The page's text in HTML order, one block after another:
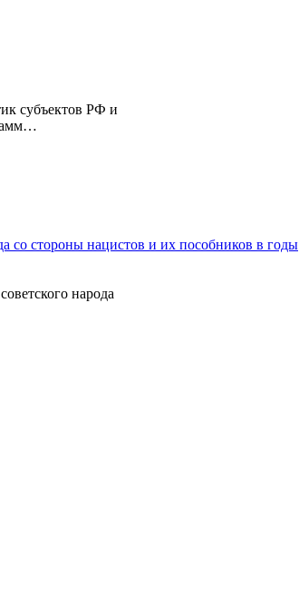
субъектов РФ и
со стороны нацистов и их пособников в годы
народа